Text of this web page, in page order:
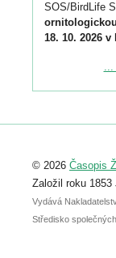
SOS/BirdLife
18. 10. 2026 v
Podrobnější
Registrovat se
abstraktu
posteru je už
...
© 2026 Časopis
Založil roku
Vydává
Středisko